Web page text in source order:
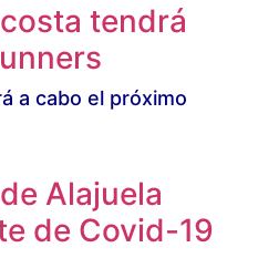
tendrá
a cabo el próximo
Alajuela
de Covid-19